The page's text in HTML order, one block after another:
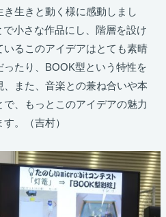
生きと動く様に感動しまし
小さな作品にし、階層を設け
るこのアイデアはとても素晴
たり、BOOK型という特性を
また、音楽との兼ね合いや本
、もっとこのアイデアの魅力
。（吉村）